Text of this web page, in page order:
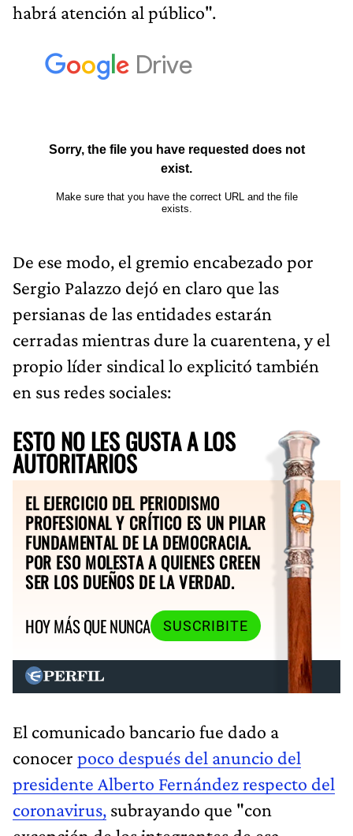
habrá atención al público".
De ese modo, el gremio encabezado por
Sergio Palazzo dejó en claro que las
persianas de las entidades estarán
cerradas mientras dure la cuarentena, y el
propio líder sindical lo explicitó también
en sus redes sociales:
ESTO NO LES GUSTA A LOS
AUTORITARIOS
EL EJERCICIO DEL PERIODISMO
PROFESIONAL Y CRÍTICO ES UN PILAR
FUNDAMENTAL DE LA DEMOCRACIA.
POR ESO MOLESTA A QUIENES CREEN
SER LOS DUEÑOS DE LA VERDAD.
HOY MÁS QUE NUNCA
SUSCRIBITE
El comunicado bancario fue dado a
conocer poco después del anuncio del
presidente Alberto Fernández respecto del
coronavirus, subrayando que "con